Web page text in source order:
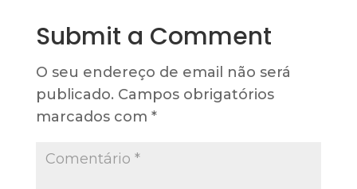
Submit a Comment
O seu endereço de email não será
publicado. Campos obrigatórios
marcados com *